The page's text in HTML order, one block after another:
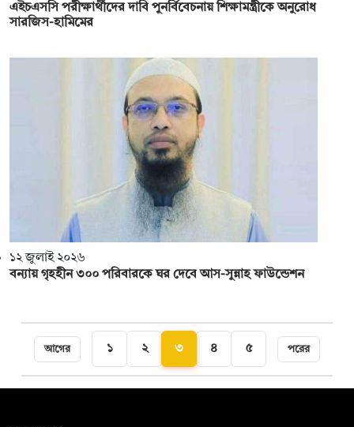
এইচএসসি পরীক্ষার্থীদের দাবি পুনর্বিবেচনায় শিক্ষামন্ত্রীকে অনুরোধ
সারজিস-হামিমের
১২ জুলাই ২০২৬
বন্যায় গৃহহীন ৩০০ পরিবারকে ঘর দেবে আস-সুন্নাহ ফাউন্ডেশন
আগের ১ ২ ৩ ৪ ৫ পরের